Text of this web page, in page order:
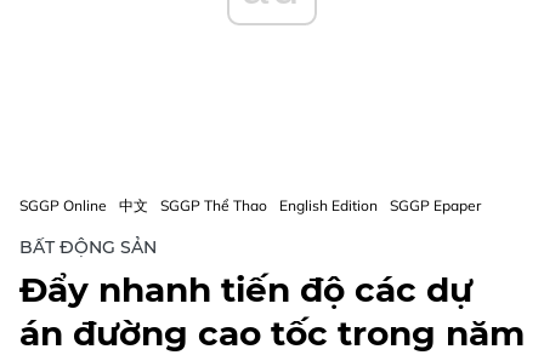
SGGP Online 中文 SGGP Thể Thao English Edition SGGP Epaper
BẤT ĐỘNG SẢN
Đẩy nhanh tiến độ các dự
án đường cao tốc trong năm